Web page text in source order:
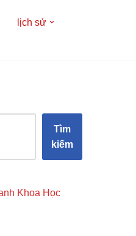
lịch sử
Tìm
kiếm
Khoa Học